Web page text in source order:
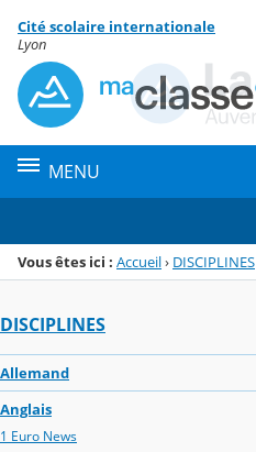
Menu de la rubrique
Contenu
Cité scolaire internationale
Lyon
MENU
Vous êtes ici : Accueil› DISCIPLINES
DISCIPLINES
Allemand
Anglais
1 Euro News